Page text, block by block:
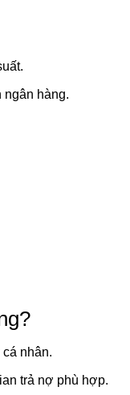
hàng.
nhân.
trả nợ phù hợp.